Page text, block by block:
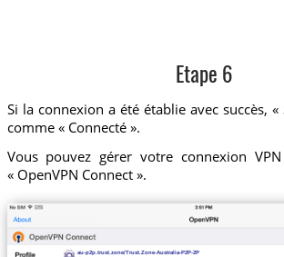
Etape 6
Si la connexion a été établie avec succès, «
comme « Connecté ».
Vous pouvez gérer votre connexion VPN
« OpenVPN Connect ».
au-p2p.trust.zone/Trust.Zone-Australia-P2P-2P